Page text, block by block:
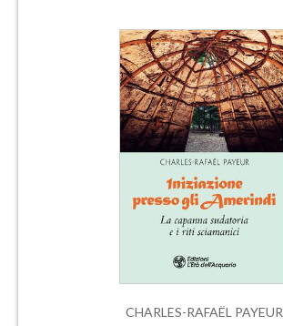
CHARLES-RAFAËL PAYEUR